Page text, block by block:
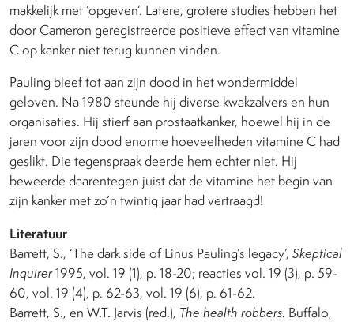
makkelijk met ‘opgeven’. Latere, grotere studies hebben het
door Cameron geregistreerde positieve effect van vitamine
C op kanker niet terug kunnen vinden.
Pauling bleef tot aan zijn dood in het wondermiddel
geloven. Na 1980 steunde hij diverse kwakzalvers en hun
organisaties. Hij stierf aan prostaatkanker, hoewel hij in de
jaren voor zijn dood enorme hoeveelheden vitamine C had
geslikt. Die tegenspraak deerde hem echter niet. Hij
beweerde daarentegen juist dat de vitamine het begin van
zijn kanker met zo’n twintig jaar had vertraagd!
Literatuur
Barrett, S., ‘The dark side of Linus Pauling’s legacy’, Skeptical
Inquirer1995, vol. 19 (1), p. 18-20; reacties vol. 19 (3), p. 59-
60, vol. 19 (4), p. 62-63, vol. 19 (6), p. 61-62.
Barrett, S., en W.T. Jarvis (red.), The health robbers. Buffalo,